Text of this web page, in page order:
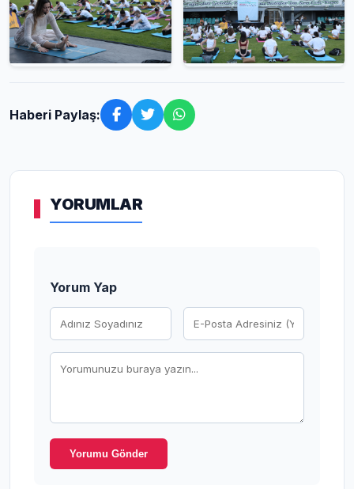
Haberi Paylaş:
YORUMLAR
Yorum Yap
Yorumu Gönder